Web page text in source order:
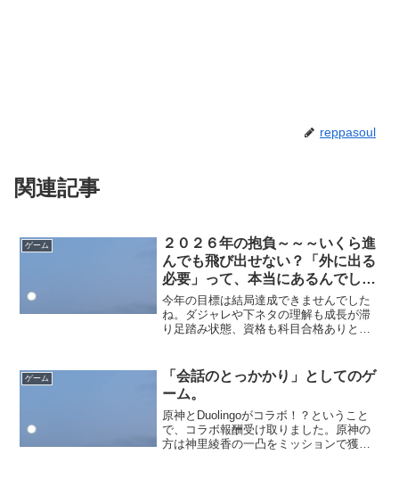
reppasoul
関連記事
ゲーム
２０２６年の抱負～～～いくら進
んでも飛び出せない？「外に出る
必要」って、本当にあるんでしょ
うか～～～
今年の目標は結局達成できませんでした
ね。ダジャレや下ネタの理解も成長が滞
り足踏み状態、資格も科目合格ありとは
ず‥。もはや何を立てたのかは覚えてい
ませんが、おそらく叶っていな...
ゲーム
「会話のとっかかり」としてのゲ
ーム。
原神とDuolingoがコラボ！？ということ
で、コラボ報酬受け取りました。原神の
方は神里綾香の一凸をミッションで獲